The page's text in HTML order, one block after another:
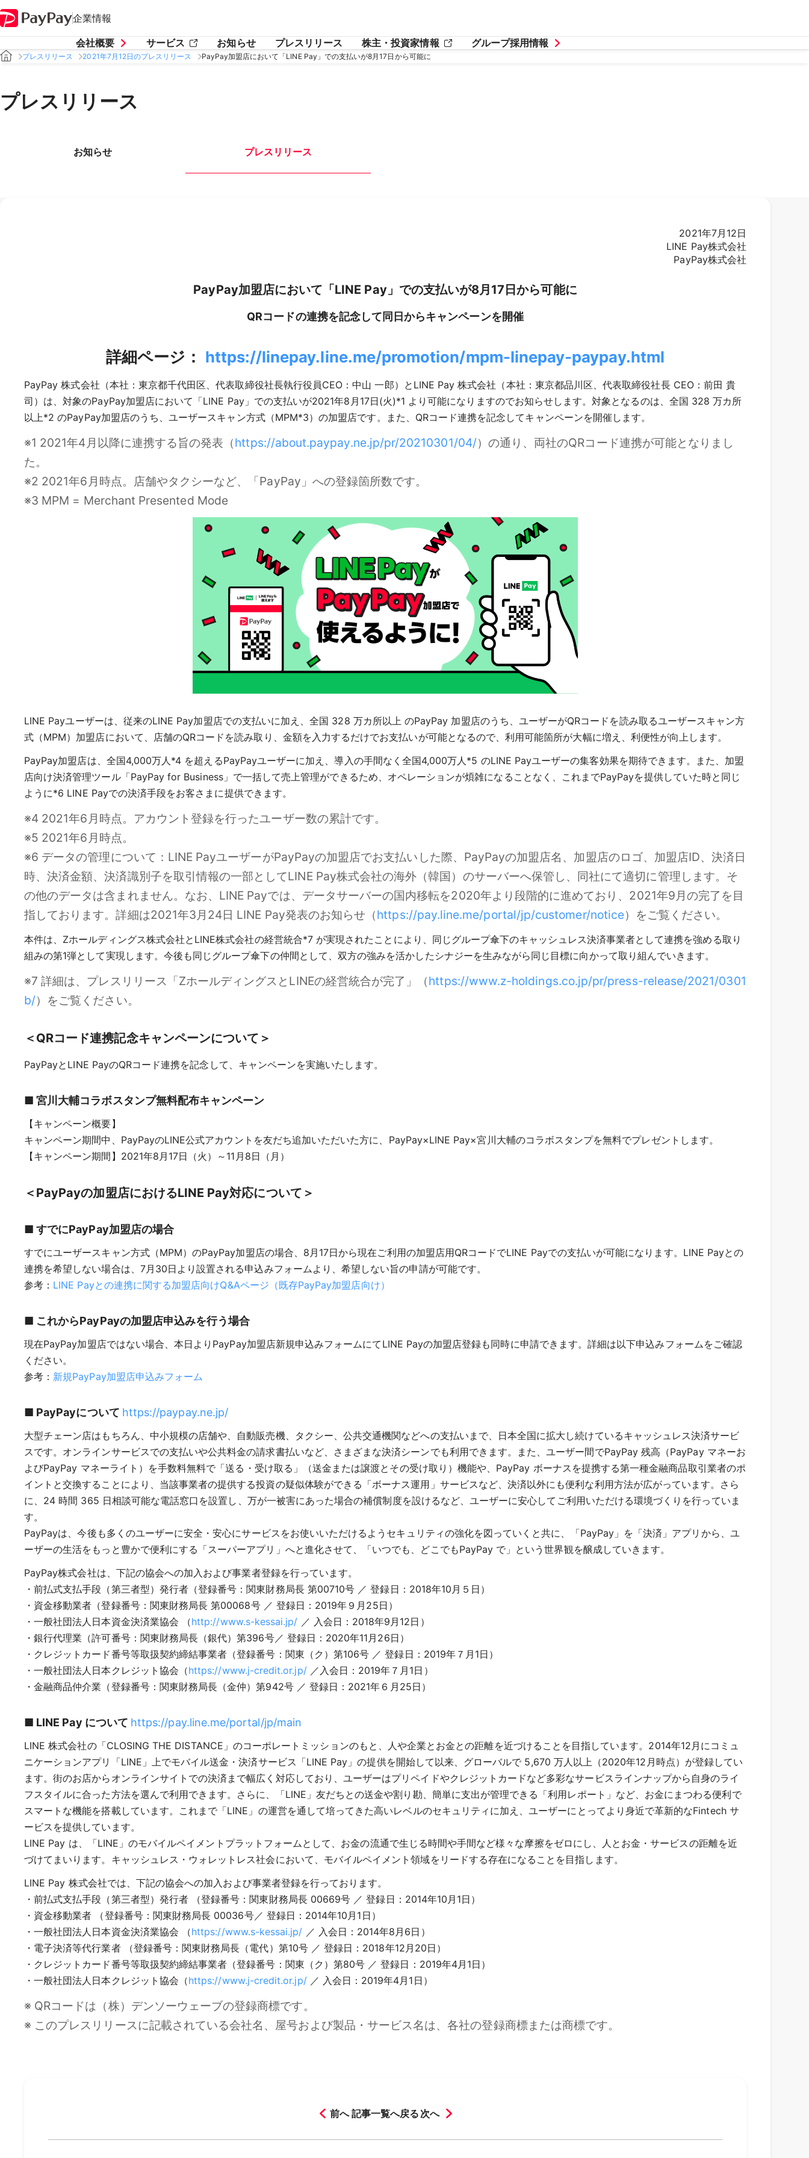
企業情報
会社概要 サービス お知らせ プレスリリース 株主・投資家情報 グループ採用情報
プレスリリース 2021年7月12日のプレスリリース PayPay加盟店において「LINE Pay」での支払いが8月17日から可能に
プレスリリース
お知らせ プレスリリース
2021年7月12日
LINE Pay株式会社
PayPay株式会社
PayPay加盟店において「LINE Pay」での支払いが8月17日から可能に
QRコードの連携を記念して同日からキャンペーンを開催
詳細ページ： https://linepay.line.me/promotion/mpm-linepay-paypay.html
PayPay 株式会社（本社：東京都千代田区、代表取締役社長執行役員CEO：中山 一郎）とLINE Pay 株式会社（本社：東京都品川区、代表取締役社長 CEO：前田 貴
司）は、対象のPayPay加盟店において「LINE Pay」での支払いが2021年8月17日(火)*1 より可能になりますのでお知らせします。対象となるのは、全国 328 万カ所
以上*2 のPayPay加盟店のうち、ユーザースキャン方式（MPM*3）の加盟店です。また、QRコード連携を記念してキャンペーンを開催します。
※1 2021年4月以降に連携する旨の発表（https://about.paypay.ne.jp/pr/20210301/04/）の通り、両社のQRコード連携が可能となりまし
た。
※2 2021年6月時点。店舗やタクシーなど、「PayPay」への登録箇所数です。
※3 MPM = Merchant Presented Mode
LINE Payユーザーは、従来のLINE Pay加盟店での支払いに加え、全国 328 万カ所以上 のPayPay 加盟店のうち、ユーザーがQRコードを読み取るユーザースキャン方
式（MPM）加盟店において、店舗のQRコードを読み取り、金額を入力するだけでお支払いが可能となるので、利用可能箇所が大幅に増え、利便性が向上します。
PayPay加盟店は、全国4,000万人*4 を超えるPayPayユーザーに加え、導入の手間なく全国4,000万人*5 のLINE Payユーザーの集客効果を期待できます。また、加盟
店向け決済管理ツール「PayPay for Business」で一括して売上管理ができるため、オペレーションが煩雑になることなく、これまでPayPayを提供していた時と同じ
ように*6 LINE Payでの決済手段をお客さまに提供できます。
※4 2021年6月時点。アカウント登録を行ったユーザー数の累計です。
※5 2021年6月時点。
※6 データの管理について：LINE PayユーザーがPayPayの加盟店でお支払いした際、PayPayの加盟店名、加盟店のロゴ、加盟店ID、決済日
時、決済金額、決済識別子を取引情報の一部としてLINE Pay株式会社の海外（韓国）のサーバーへ保管し、同社にて適切に管理します。そ
の他のデータは含まれません。なお、LINE Payでは、データサーバーの国内移転を2020年より段階的に進めており、2021年9月の完了を目
指しております。詳細は2021年3月24日 LINE Pay発表のお知らせ（https://pay.line.me/portal/jp/customer/notice）をご覧ください。
本件は、Zホールディングス株式会社とLINE株式会社の経営統合*7 が実現されたことにより、同じグループ傘下のキャッシュレス決済事業者として連携を強める取り
組みの第1弾として実現します。今後も同じグループ傘下の仲間として、双方の強みを活かしたシナジーを生みながら同じ目標に向かって取り組んでいきます。
※7 詳細は、プレスリリース「ZホールディングスとLINEの経営統合が完了」（https://www.z-holdings.co.jp/pr/press-release/2021/0301
b/）をご覧ください。
＜QRコード連携記念キャンペーンについて＞
PayPayとLINE PayのQRコード連携を記念して、キャンペーンを実施いたします。
■ 宮川大輔コラボスタンプ無料配布キャンペーン
【キャンペーン概要】
キャンペーン期間中、PayPayのLINE公式アカウントを友だち追加いただいた方に、PayPay×LINE Pay×宮川大輔のコラボスタンプを無料でプレゼントします。
【キャンペーン期間】2021年8月17日（火）～11月8日（月）
＜PayPayの加盟店におけるLINE Pay対応について＞
■ すでにPayPay加盟店の場合
すでにユーザースキャン方式（MPM）のPayPay加盟店の場合、8月17日から現在ご利用の加盟店用QRコードでLINE Payでの支払いが可能になります。LINE Payとの
連携を希望しない場合は、7月30日より設置される申込みフォームより、希望しない旨の申請が可能です。
参考： LINE Payとの連携に関する加盟店向けQ&Aページ（既存PayPay加盟店向け）
■ これからPayPayの加盟店申込みを行う場合
現在PayPay加盟店ではない場合、本日よりPayPay加盟店新規申込みフォームにてLINE Payの加盟店登録も同時に申請できます。詳細は以下申込みフォームをご確認
ください。
参考： 新規PayPay加盟店申込みフォーム
■ PayPayについて https://paypay.ne.jp/
大型チェーン店はもちろん、中小規模の店舗や、自動販売機、タクシー、公共交通機関などへの支払いまで、日本全国に拡大し続けているキャッシュレス決済サービ
スです。オンラインサービスでの支払いや公共料金の請求書払いなど、さまざまな決済シーンでも利用できます。また、ユーザー間でPayPay 残高（PayPay マネーお
よびPayPay マネーライト）を手数料無料で「送る・受け取る」（送金または譲渡とその受け取り）機能や、PayPay ボーナスを提携する第一種金融商品取引業者のポ
イントと交換することにより、当該事業者の提供する投資の疑似体験ができる「ボーナス運用」サービスなど、決済以外にも便利な利用方法が広がっています。さら
に、24 時間 365 日相談可能な電話窓口を設置し、万が一被害にあった場合の補償制度を設けるなど、ユーザーに安心してご利用いただける環境づくりを行っていま
す。
PayPayは、今後も多くのユーザーに安全・安心にサービスをお使いいただけるようセキュリティの強化を図っていくと共に、「PayPay」を「決済」アプリから、ユ
ーザーの生活をもっと豊かで便利にする「スーパーアプリ」へと進化させて、「いつでも、どこでもPayPay で」という世界観を醸成していきます。
PayPay株式会社は、下記の協会への加入および事業者登録を行っています。
・前払式支払手段（第三者型）発行者（登録番号：関東財務局長 第00710号 ／ 登録日：2018年10月５日）
・資金移動業者（登録番号：関東財務局長 第00068号 ／ 登録日：2019年９月25日）
・一般社団法人日本資金決済業協会 （http://www.s-kessai.jp/ ／ 入会日：2018年9月12日）
・銀行代理業（許可番号：関東財務局長（銀代）第396号／ 登録日：2020年11月26日）
・クレジットカード番号等取扱契約締結事業者（登録番号：関東（ク）第106号 ／ 登録日：2019年７月1日）
・一般社団法人日本クレジット協会（https://www.j-credit.or.jp/／入会日：2019年７月1日）
・金融商品仲介業（登録番号：関東財務局長（金仲）第942号 ／ 登録日：2021年６月25日）
■ LINE Pay について https://pay.line.me/portal/jp/main
LINE 株式会社の「CLOSING THE DISTANCE」のコーポレートミッションのもと、人や企業とお金との距離を近づけることを目指しています。2014年12月にコミュ
ニケーションアプリ「LINE」上でモバイル送金・決済サービス「LINE Pay」の提供を開始して以来、グローバルで 5,670 万人以上（2020年12月時点）が登録してい
ます。街のお店からオンラインサイトでの決済まで幅広く対応しており、ユーザーはプリペイドやクレジットカードなど多彩なサービスラインナップから自身のライ
フスタイルに合った方法を選んで利用できます。さらに、「LINE」友だちとの送金や割り勘、簡単に支出が管理できる「利用レポート」など、お金にまつわる便利で
スマートな機能を搭載しています。これまで「LINE」の運営を通して培ってきた高いレベルのセキュリティに加え、ユーザーにとってより身近で革新的なFintech サ
ービスを提供しています。
LINE Pay は、「LINE」のモバイルペイメントプラットフォームとして、お金の流通で生じる時間や手間など様々な摩擦をゼロにし、人とお金・サービスの距離を近
づけてまいります。キャッシュレス・ウォレットレス社会において、モバイルペイメント領域をリードする存在になることを目指します。
LINE Pay 株式会社では、下記の協会への加入および事業者登録を行っております。
・前払式支払手段（第三者型）発行者 （登録番号：関東財務局長 00669号 ／ 登録日：2014年10月1日）
・資金移動業者 （登録番号：関東財務局長 00036号／ 登録日：2014年10月1日）
・一般社団法人日本資金決済業協会 （https://www.s-kessai.jp/ ／ 入会日：2014年8月6日）
・電子決済等代行業者 （登録番号：関東財務局長（電代）第10号 ／ 登録日：2018年12月20日）
・クレジットカード番号等取扱契約締結事業者（登録番号：関東（ク）第80号 ／ 登録日：2019年4月1日）
・一般社団法人日本クレジット協会（https://www.j-credit.or.jp/／ 入会日：2019年4月1日）
※ QRコードは（株）デンソーウェーブの登録商標です。
※ このプレスリリースに記載されている会社名、屋号および製品・サービス名は、各社の登録商標または商標です。
前へ 記事一覧へ戻る 次へ